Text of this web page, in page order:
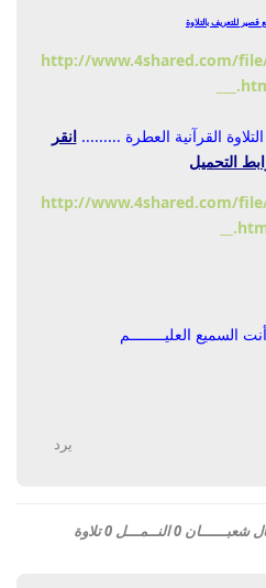
قصير للتعريف بالتلاوة
http://www.4shared.com/file/
القرآنية العطرة .........انقر
التحميل
http://www.4shared.com/file/
السميع العليــــــــم
يرد
القارئ الشيخ محمــــد جمــــــــال شعبــــــان 0 النــمـــل 0 تلاوة